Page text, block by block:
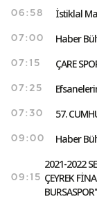
06:58 İstiklal
07:00 Haber
07:15 ÇARE
07:25
07:30 57.
09:00 Haber
09:15
2021-2022
ÇEYREK
BURSASPOR''